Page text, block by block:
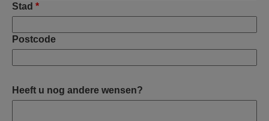
Stad *
Postcode
Heeft u nog andere wensen?